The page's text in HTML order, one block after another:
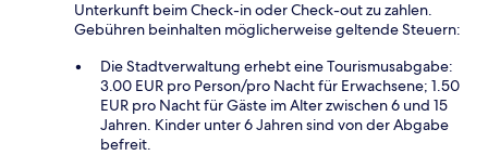
Unterkunft beim Check-in oder Check-out zu zahlen.
Gebühren beinhalten möglicherweise geltende Steuern:
Die Stadtverwaltung erhebt eine Tourismusabgabe:
3.00 EUR pro Person/pro Nacht für Erwachsene; 1.50
EUR pro Nacht für Gäste im Alter zwischen 6 und 15
Jahren. Kinder unter 6 Jahren sind von der Abgabe
befreit.